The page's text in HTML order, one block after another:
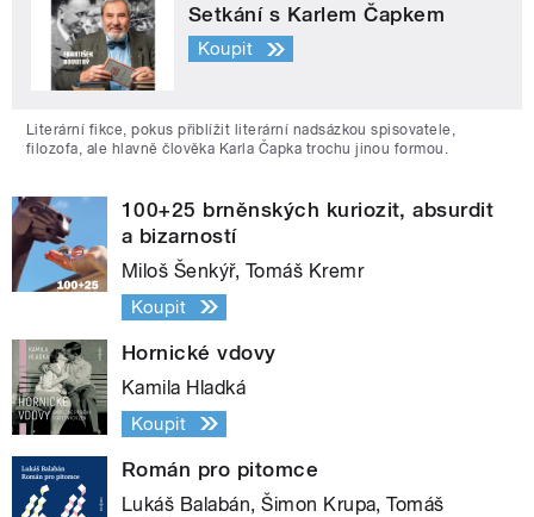
Setkání s Karlem Čapkem
Koupit
Literární fikce, pokus přiblížit literární nadsázkou spisovatele,
filozofa, ale hlavně člověka Karla Čapka trochu jinou formou.
100+25 brněnských kuriozit, absurdit
a bizarností
Miloš Šenkýř, Tomáš Kremr
Koupit
Hornické vdovy
Kamila Hladká
Koupit
Román pro pitomce
Lukáš Balabán, Šimon Krupa, Tomáš